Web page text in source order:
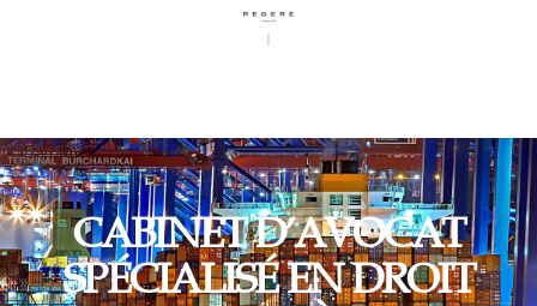
CABINET D’AVOCAT
SPÉCIALISÉ EN DROIT